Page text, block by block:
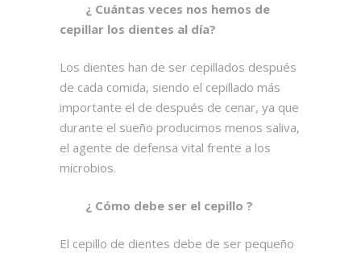
¿ Cuántas veces nos hemos de
cepillar los dientes al día?
Los dientes han de ser cepillados después
de cada comida, siendo el cepillado más
importante el de después de cenar, ya que
durante el sueño producimos menos saliva,
el agente de defensa vital frente a los
microbios.
¿ Cómo debe ser el cepillo ?
El cepillo de dientes debe de ser pequeño